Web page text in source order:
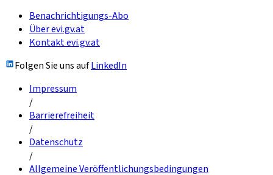
Benachrichtigungs-Abo
Über evi.gv.at
Kontakt evi.gv.at
Folgen Sie uns aufLinkedIn
Impressum
/
Barrierefreiheit
/
Datenschutz
/
Allgemeine Veröffentlichungsbedingungen